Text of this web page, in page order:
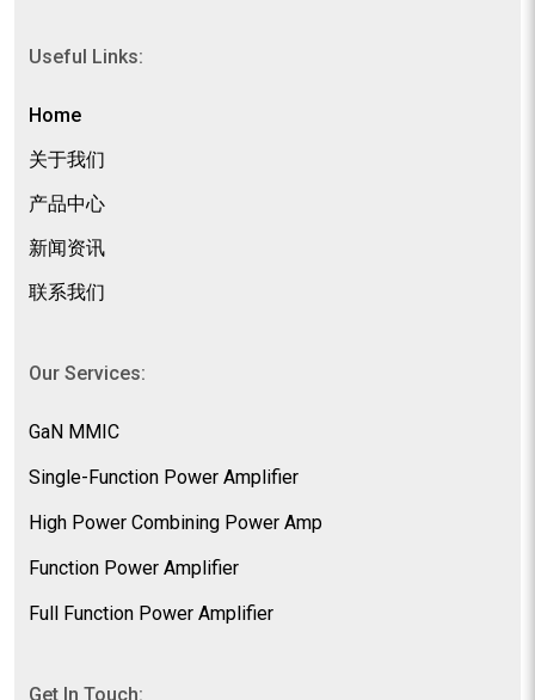
Useful Links:
Home
关于我们
产品中心
新闻资讯
联系我们
Our Services:
GaN MMIC
Single-Function Power Amplifier
High Power Combining Power Amp
Function Power Amplifier
Full Function Power Amplifier
Get In Touch: